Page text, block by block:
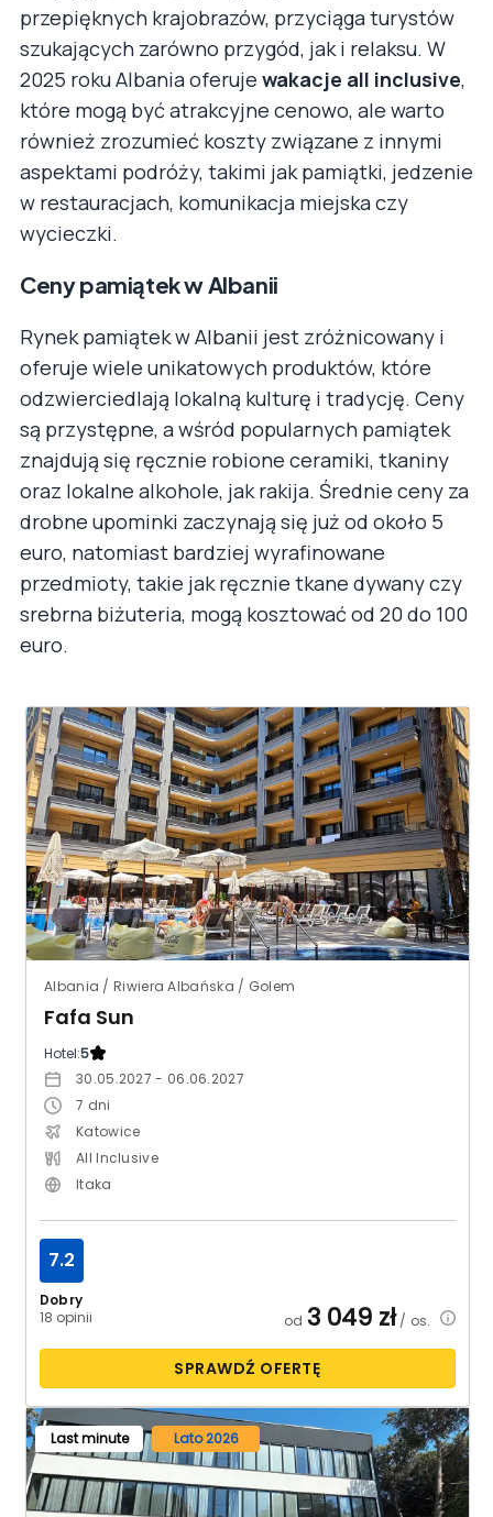
przepięknych krajobrazów, przyciąga turystów
szukających zarówno przygód, jak i relaksu. W
2025 roku Albania oferuje wakacje all inclusive,
które mogą być atrakcyjne cenowo, ale warto
również zrozumieć koszty związane z innymi
aspektami podróży, takimi jak pamiątki, jedzenie
w restauracjach, komunikacja miejska czy
wycieczki.
Ceny pamiątek w Albanii
Rynek pamiątek w Albanii jest zróżnicowany i
oferuje wiele unikatowych produktów, które
odzwierciedlają lokalną kulturę i tradycję. Ceny
są przystępne, a wśród popularnych pamiątek
znajdują się ręcznie robione ceramiki, tkaniny
oraz lokalne alkohole, jak rakija. Średnie ceny za
drobne upominki zaczynają się już od około 5
euro, natomiast bardziej wyrafinowane
przedmioty, takie jak ręcznie tkane dywany czy
srebrna biżuteria, mogą kosztować od 20 do 100
euro.
Albania / Riwiera Albańska / Golem
Fafa Sun
Hotel:5
30.05.2027 - 06.06.2027
7 dni
Katowice
All Inclusive
Itaka
Dobry
18 opinii
7.2
od 3 049 zł/ os.
SPRAWDŹ OFERTĘ
Last minute Lato 2026